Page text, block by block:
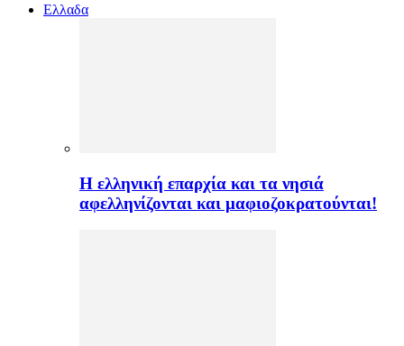
Ελλαδα
H ελληνική επαρχία και τα νησιά
αφελληνίζονται και μαφιοζοκρατούνται!